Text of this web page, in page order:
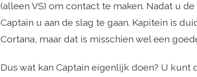
(alleen VS) om contact te maken. Nadat u
Captain u aan de slag te gaan. Kapitein is
Cortana, maar dat is misschien wel een
Dus wat kan Captain eigenlijk doen? U